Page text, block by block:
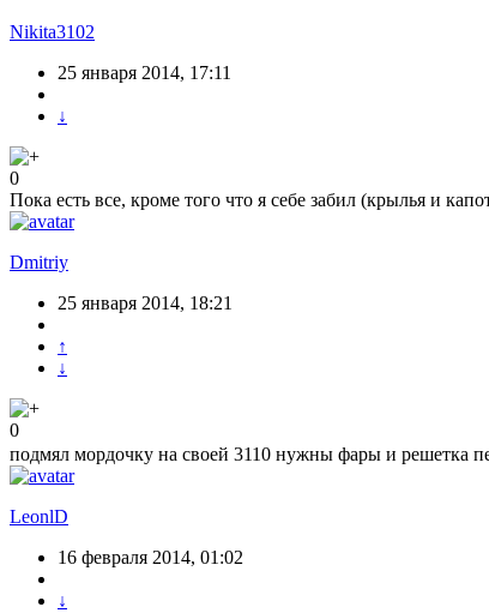
Nikita3102
25 января 2014, 17:11
↓
0
Пока есть все, кроме того что я себе забил (крылья и
Dmitriy
25 января 2014, 18:21
↑
↓
0
подмял мордочку на своей 3110 нужны фары и решетка
LeonlD
16 февраля 2014, 01:02
↓